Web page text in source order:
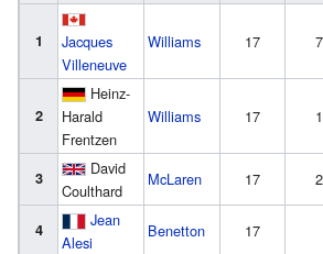
1
Jacques
Villeneuve
Williams 17 7
2
Heinz-
Harald
Frentzen
Williams 17 1
3
David
Coulthard
McLaren 17 2
4
Jean
Alesi
Benetton 17